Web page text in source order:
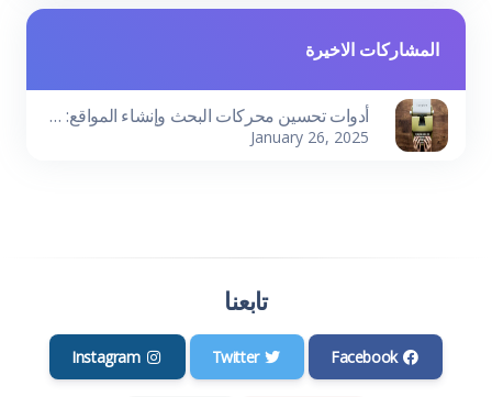
المشاركات الاخيرة
أدوات تحسين محركات البحث وإنشاء المواقع: دليلك لتحقيق النجاح الرقمي
January 26, 2025
تابعنا
Facebook
Twitter
Instagram